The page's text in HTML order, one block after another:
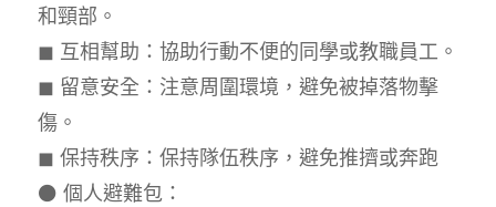
和頸部。
◼ 互相幫助：協助行動不便的同學或教職員工。
◼ 留意安全：注意周圍環境，避免被掉落物擊
傷。
◼ 保持秩序：保持隊伍秩序，避免推擠或奔跑
⚫ 個人避難包：